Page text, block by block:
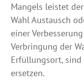
Mangels leistet
Wahl Austausch
einer
Verbringung der
Erfüllungsort,
ersetzen.